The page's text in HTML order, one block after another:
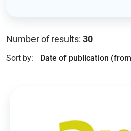
Number of results: 30
Sort by: